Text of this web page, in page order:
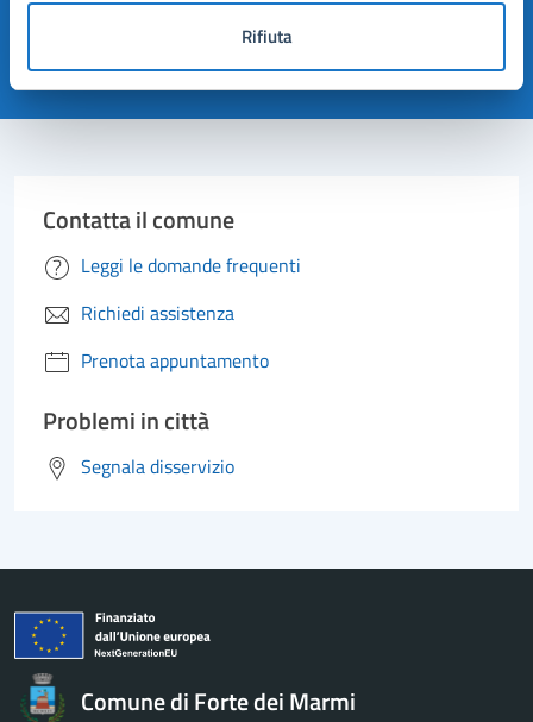
Rifiuta
Valuta 5 stelle su 5
Valuta 4 stelle su 5
Valuta 3 stelle su 5
Valuta 2 stelle su 5
Valuta 1 stelle su 5
Contatta il comune
Leggi le domande frequenti
Richiedi assistenza
Prenota appuntamento
Problemi in città
Segnala disservizio
Comune di Forte dei Marmi